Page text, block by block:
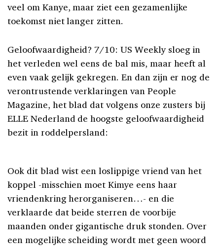
veel om Kanye, maar ziet een gezamenlijke
toekomst niet langer zitten.
Geloofwaardigheid? 7/10: US Weekly sloeg in
het verleden wel eens de bal mis, maar heeft al
even vaak gelijk gekregen. En dan zijn er nog de
verontrustende verklaringen van People
Magazine, het blad dat volgens onze zusters bij
ELLE Nederland de hoogste geloofwaardigheid
bezit in roddelpersland:
Ook dit blad wist een loslippige vriend van het
koppel -misschien moet Kimye eens haar
vriendenkring herorganiseren…- en die
verklaarde dat beide sterren de voorbije
maanden onder gigantische druk stonden. Over
een mogelijke scheiding wordt met geen woord